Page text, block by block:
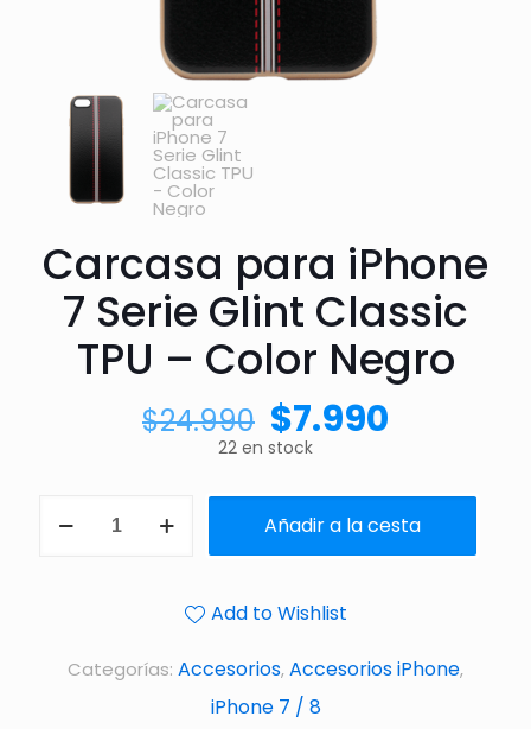
Carcasa para iPhone
7 Serie Glint Classic
TPU – Color Negro
$24.990 $7.990
22 en stock
Añadir a la cesta
Add to Wishlist
Categorías: Accesorios,Accesorios iPhone,
iPhone 7 / 8